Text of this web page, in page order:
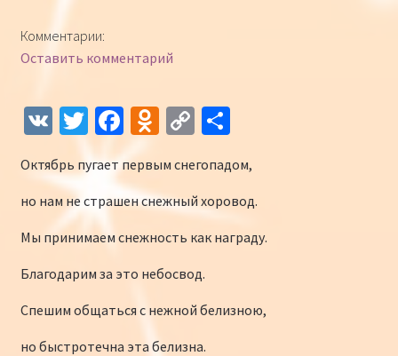
Интернет-конкурс чтецов «Созвучие 2018»
Наши участники и победители
Интернет-конкурс чтецов «Созвучие 2017»
Наши участники 2017
Страничка победителей 2017
Комментарии:
Оставить комментарий
V T
wi
tt
er
Fa
ce
b
o
o
k
O
n
o
kl
as
sn
iki
C
p
y
Li
n
k
О
п
р
а
ть
Октябрь пугает первым снегопадом,
но нам не страшен снежный хоровод.
Мы принимаем снежность как награду.
Благодарим за это небосвод.
Спешим общаться с нежной белизною,
но быстротечна эта белизна.